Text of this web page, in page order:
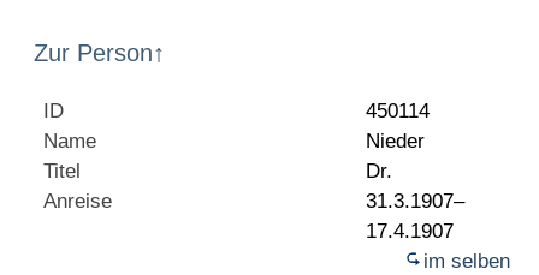
Zur Person↑
ID
450114
Name
Nieder
Titel
Dr.
Anreise
31.3.1907–
17.4.1907
im selben